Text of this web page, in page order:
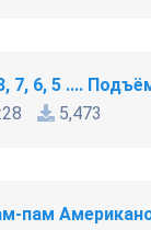
7, 6, 5 ....
5,473
пам